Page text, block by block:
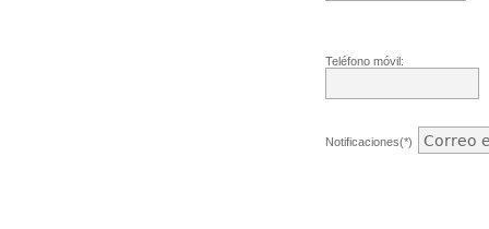
Teléfono móvil:
Notificaciones(*)